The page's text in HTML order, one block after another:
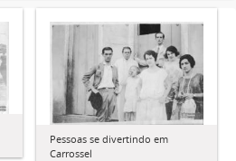
Pessoas se divertindo em
Carrossel